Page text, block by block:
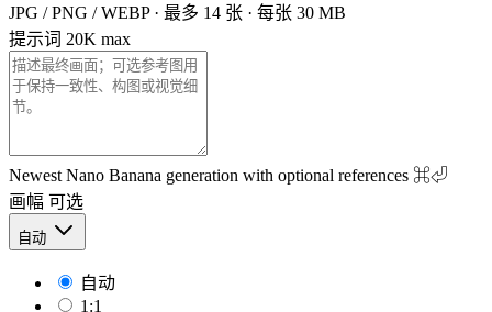
JPG / PNG / WEBP · 最多 14 张 · 每张 30 MB
提示词 20K max
Newest Nano Banana generation with optional references ⌘⏎
画幅 可选
自动
自动
1:1